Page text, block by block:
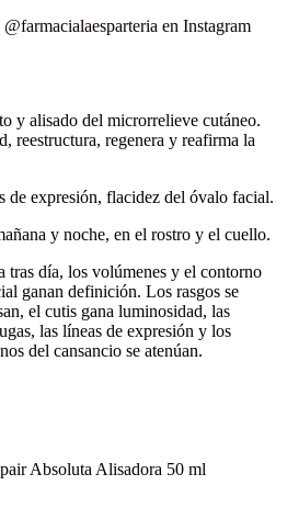
en Instagram
y alisado del microrrelieve cutáneo.
reestructura, regenera y reafirma la
de expresión, flacidez del óvalo facial.
y noche, en el rostro y el cuello.
tras día, los volúmenes y el contorno
ganan definición. Los rasgos se
el cutis gana luminosidad, las
las líneas de expresión y los
del cansancio se atenúan.
Absoluta Alisadora 50 ml